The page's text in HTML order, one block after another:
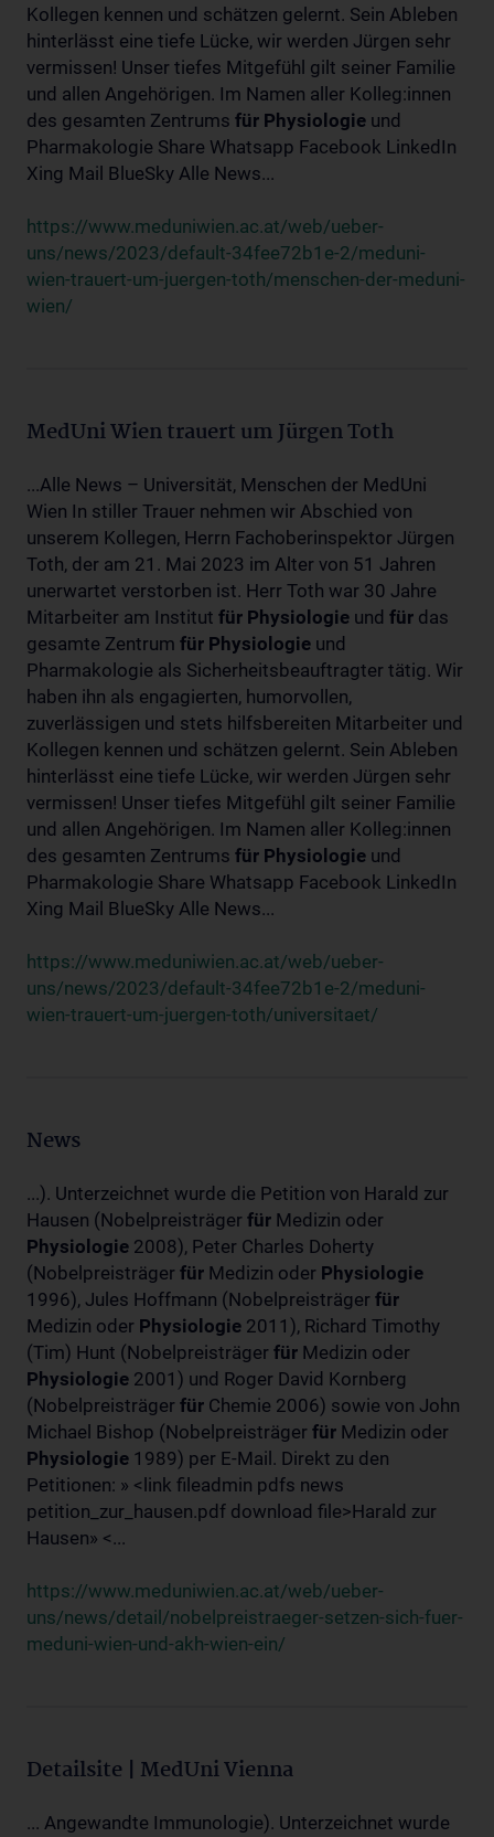
Kollegen kennen und schätzen gelernt. Sein Ableben
hinterlässt eine tiefe Lücke, wir werden Jürgen sehr
vermissen! Unser tiefes Mitgefühl gilt seiner Familie
und allen Angehörigen. Im Namen aller Kolleg:innen
des gesamten Zentrums für Physiologie und
Pharmakologie Share Whatsapp Facebook LinkedIn
Xing Mail BlueSky Alle News...
https://www.meduniwien.ac.at/web/ueber-
uns/news/2023/default-34fee72b1e-2/meduni-
wien-trauert-um-juergen-toth/menschen-der-meduni-
wien/
MedUni Wien trauert um Jürgen Toth
...Alle News – Universität, Menschen der MedUni
Wien In stiller Trauer nehmen wir Abschied von
unserem Kollegen, Herrn Fachoberinspektor Jürgen
Toth, der am 21. Mai 2023 im Alter von 51 Jahren
unerwartet verstorben ist. Herr Toth war 30 Jahre
Mitarbeiter am Institut für Physiologie und für das
gesamte Zentrum für Physiologie und
Pharmakologie als Sicherheitsbeauftragter tätig. Wir
haben ihn als engagierten, humorvollen,
zuverlässigen und stets hilfsbereiten Mitarbeiter und
Kollegen kennen und schätzen gelernt. Sein Ableben
hinterlässt eine tiefe Lücke, wir werden Jürgen sehr
vermissen! Unser tiefes Mitgefühl gilt seiner Familie
und allen Angehörigen. Im Namen aller Kolleg:innen
des gesamten Zentrums für Physiologie und
Pharmakologie Share Whatsapp Facebook LinkedIn
Xing Mail BlueSky Alle News...
https://www.meduniwien.ac.at/web/ueber-
uns/news/2023/default-34fee72b1e-2/meduni-
wien-trauert-um-juergen-toth/universitaet/
News
...). Unterzeichnet wurde die Petition von Harald zur
Hausen (Nobelpreisträger für Medizin oder
Physiologie 2008), Peter Charles Doherty
(Nobelpreisträger für Medizin oder Physiologie
1996), Jules Hoffmann (Nobelpreisträger für
Medizin oder Physiologie 2011), Richard Timothy
(Tim) Hunt (Nobelpreisträger für Medizin oder
Physiologie 2001) und Roger David Kornberg
(Nobelpreisträger für Chemie 2006) sowie von John
Michael Bishop (Nobelpreisträger für Medizin oder
Physiologie 1989) per E-Mail. Direkt zu den
Petitionen: » <link fileadmin pdfs news
petition_zur_hausen.pdf download file>Harald zur
Hausen» <...
https://www.meduniwien.ac.at/web/ueber-
uns/news/detail/nobelpreistraeger-setzen-sich-fuer-
meduni-wien-und-akh-wien-ein/
Detailsite | MedUni Vienna
... Angewandte Immunologie). Unterzeichnet wurde